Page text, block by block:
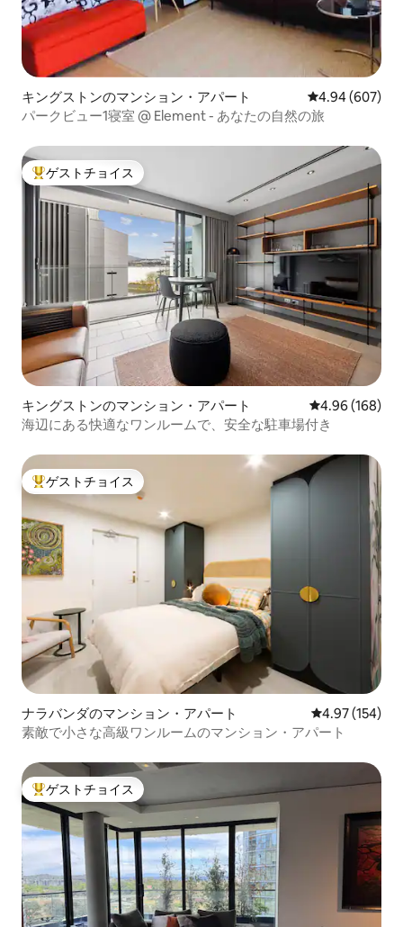
キングストンのマンション・アパート レビュー607
4.94 (607)
パークビュー1寝室 @ Element - あなたの自然の旅
大好評のゲストチョイスです。
ゲストチョイス
キングストンのマンション・アパート レビュー168
4.96 (168)
海辺にある快適なワンルームで、安全な駐車場付き
大好評のゲストチョイスです。
ゲストチョイス
ナラバンダのマンション・アパート レビュー154
4.97 (154)
素敵で小さな高級ワンルームのマンション・アパート
大好評のゲストチョイスです。
ゲストチョイス